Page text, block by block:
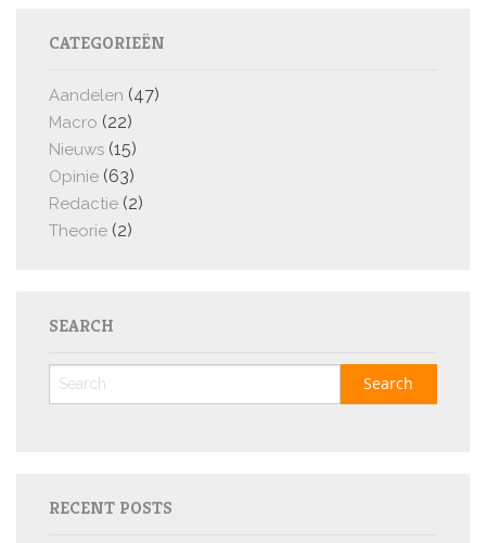
CATEGORIEËN
Aandelen (47)
Macro (22)
Nieuws (15)
Opinie (63)
Redactie (2)
Theorie (2)
SEARCH
RECENT POSTS